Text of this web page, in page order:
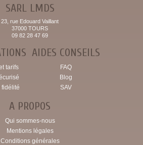
SARL LMDS
23, rue Edouard Vaillant
37000 TOURS
09 82 28 47 69
tarifs
fidélité
AIDES CONSEILS
FAQ
Blog
SAV
A PROPOS
Qui sommes-nous
Mentions légales
Conditions générales